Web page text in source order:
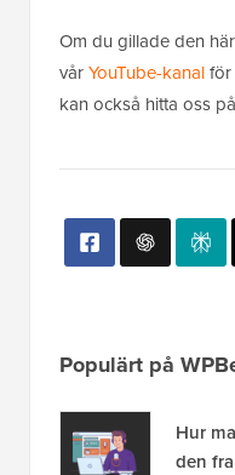
Om du gillade den
vårYouTube-kanalför
kan också hitta oss på
Populärt på
Hur
den